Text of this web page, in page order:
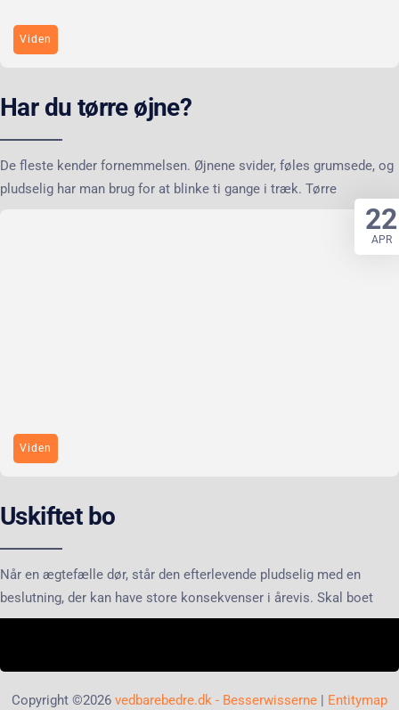
Viden
Har du tørre øjne?
De fleste kender fornemmelsen. Øjnene svider, føles grumsede, og
pludselig har man brug for at blinke ti gange i træk. Tørre
Viden
Uskiftet bo
Når en ægtefælle dør, står den efterlevende pludselig med en
beslutning, der kan have store konsekvenser i årevis. Skal boet
22
APR
Copyright ©2026 vedbarebedre.dk - Besserwisserne | Entitymap